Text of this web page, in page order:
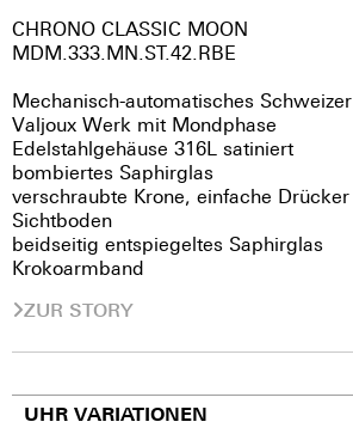
CHRONO CLASSIC MOON
MDM.333.MN.ST.42.RBE
Mechanisch-automatisches Schweizer
Valjoux Werk mit Mondphase
Edelstahlgehäuse 316L satiniert
bombiertes Saphirglas
verschraubte Krone, einfache Drücker
Sichtboden
beidseitig entspiegeltes Saphirglas
Krokoarmband
ZUR STORY
UHR VARIATIONEN